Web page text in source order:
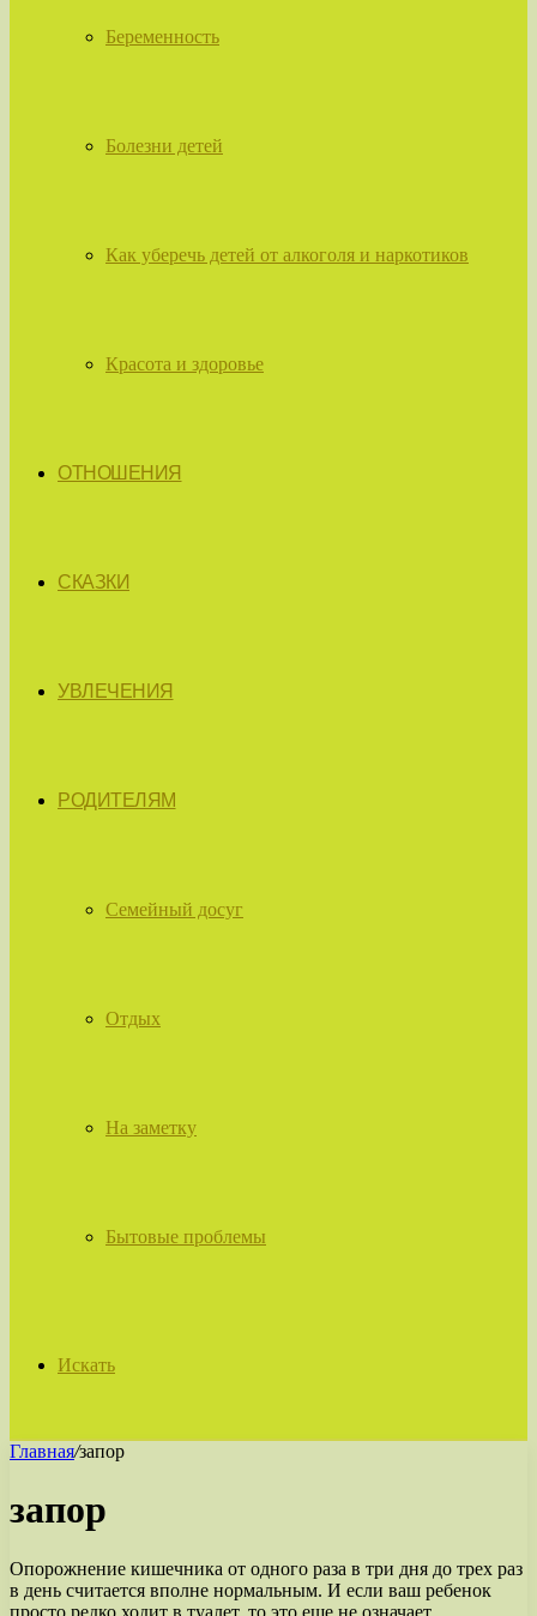
Беременность
Болезни детей
Как уберечь детей от алкоголя и наркотиков
Красота и здоровье
ОТНОШЕНИЯ
СКАЗКИ
УВЛЕЧЕНИЯ
РОДИТЕЛЯМ
Семейный досуг
Отдых
На заметку
Бытовые проблемы
Искать
Главная/запор
запор
Опорожнение кишечника от одного раза в три дня до трех раз
в день считается вполне нормальным. И если ваш ребенок
просто редко ходит в туалет, то это еще не означает,…